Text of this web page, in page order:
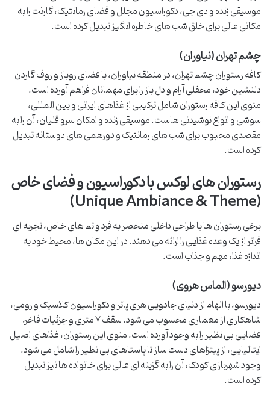
موسیقی زنده و دی جی، دکوراسیون مجلل و فضای رمانتیک، گارنت را به
مکانی عالی برای خلق شب های خاطره انگیز تبدیل کرده است.
چشم تهران (نیاوران)
کافه رستوران چشم تهران، در منطقه نیاوران، با فضای روباز و روف گاردن
دلنشین خود، محفلی آرام و دل باز را برای مهمانان فراهم آورده است.
منوی این کافه رستوران شامل ترکیبی از غذاهای ایرانی و بین المللی،
سوشی و انواع نوشیدنی هاست. موسیقی زنده و امکان سرو قلیان، آن را به
مقصدی محبوب برای شب های رمانتیک و دورهمی های دوستانه تبدیل
کرده است.
رستوران های لوکس با دکوراسیون و فضای خاص
(Unique Ambiance & Theme)
برخی رستوران ها با طراحی داخلی منحصر به فرد و تم های خاص، تجربه ای
فراتر از یک وعده غذایی را ارائه می دهند. در این مکان ها، محیط خود به
اندازه غذا، مهم و جذاب است.
دیورسو (الماس هروی)
دیورسو، با الهام از دنیای جادویی هری پاتر و دکوراسیون کلاسیک و رومی،
شاهکاری از معماری محسوب می شود. سقف ۷ متری و جزئیات فاخر،
فضایی بی نظیر را به وجود آورده است. منوی این رستوران، غذاهای اصیل
ایتالیایی، از پیتزاهای دست ساز تا پاستاهای بی نظیر را شامل می شود.
وجود شهربازی کودک، آن را به گزینه ای عالی برای خانواده ها نیز تبدیل
کرده است.